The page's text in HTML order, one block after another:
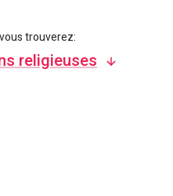
trouverez:
religieuses